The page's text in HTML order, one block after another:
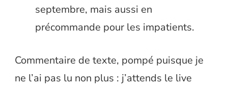
septembre, mais aussi en
précommande pour les impatients.
Commentaire de texte, pompé puisque je
ne l’ai pas lu non plus : j’attends le live